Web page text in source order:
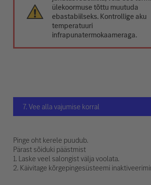
ülekoormuse tõttu muutuda
ebastabiilseks. Kontrollige aku
temperatuuri
infrapunatermokaameraga.
7. Vee alla vajumise korral
Pinge oht kerele puudub.
Pärast sõiduki päästmist
1. Laske veel salongist välja voolata.
2. Käivitage kõrgepingesüsteemi